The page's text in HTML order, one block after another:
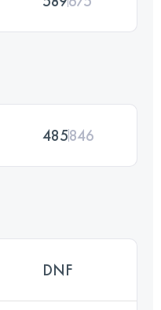
485846
DNF